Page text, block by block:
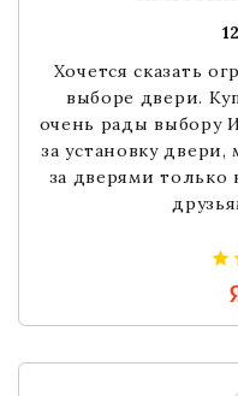
Хочется сказать
выборе двери.
очень рады выбору
за установку двери,
за дверями только